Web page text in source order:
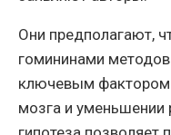
Они предполагают,
гомининами
ключевым фактором
мозга и уменьшении